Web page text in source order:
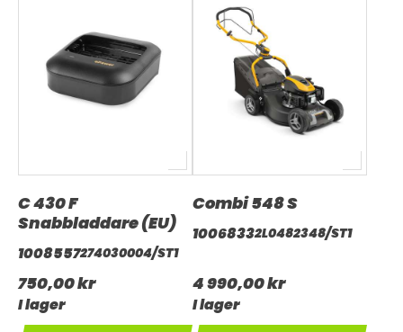
C 430 F
Snabbladdare (EU)
1008557274030004/ST1
750,00 kr
I lager
Combi 548 S
10068332L0482348/ST1
4 990,00 kr
I lager